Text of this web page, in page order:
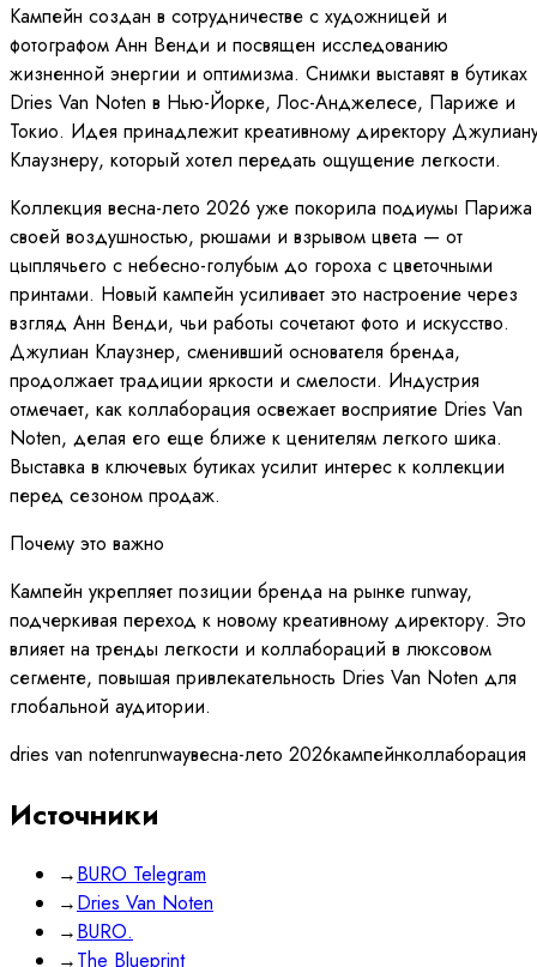
Кампейн создан в сотрудничестве с художницей и
фотографом Анн Венди и посвящен исследованию
жизненной энергии и оптимизма. Снимки выставят в бутиках
Dries Van Noten в Нью-Йорке, Лос-Анджелесе, Париже и
Токио. Идея принадлежит креативному директору
Клаузнеру, который хотел передать ощущение легкости.
Коллекция весна-лето 2026 уже покорила подиумы Парижа
своей воздушностью, рюшами и взрывом цвета — от
цыплячьего с небесно-голубым до гороха с цветочными
принтами. Новый кампейн усиливает это настроение через
взгляд Анн Венди, чьи работы сочетают фото и искусство.
Джулиан Клаузнер, сменивший основателя бренда,
продолжает традиции яркости и смелости. Индустрия
отмечает, как коллаборация освежает восприятие Dries Van
Noten, делая его еще ближе к ценителям легкого шика.
Выставка в ключевых бутиках усилит интерес к коллекции
перед сезоном продаж.
Почему это важно
Кампейн укрепляет позиции бренда на рынке runway,
подчеркивая переход к новому креативному директору. Это
влияет на тренды легкости и коллабораций в люксовом
сегменте, повышая привлекательность Dries Van Noten для
глобальной аудитории.
dries van notenrunwayвесна-лето 2026кампейнколлаборация
Источники
→BURO Telegram
→Dries Van Noten
→BURO.
→The Blueprint